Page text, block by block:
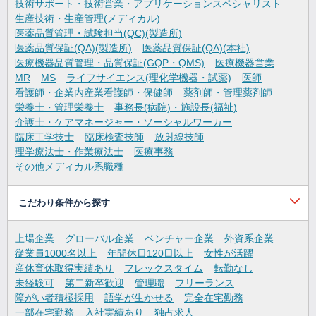
技術サポート・技術営業・アプリケーションスペシャリスト
生産技術・生産管理(メディカル)
医薬品質管理・試験担当(QC)(製造所)
医薬品質保証(QA)(製造所)
医薬品質保証(QA)(本社)
医療機器品質管理・品質保証(GQP・QMS)
医療機器営業
MR
MS ライフサイエンス(理化学機器・試薬)
医師
看護師・企業内産業看護師・保健師
薬剤師・管理薬剤師
栄養士・管理栄養士
事務長(病院)・施設長(福祉)
介護士・ケアマネージャー・ソーシャルワーカー
臨床工学技士
臨床検査技師
放射線技師
理学療法士・作業療法士
医療事務
その他メディカル系職種
こだわり条件から探す
上場企業 グローバル企業 ベンチャー企業
外資系企業
従業員1000名以上
年間休日120日以上
女性が活躍
産休育休取得実績あり
フレックスタイム
転勤なし
未経験可
第二新卒歓迎 管理職
フリーランス
障がい者積極採用
語学が生かせる
完全在宅勤務
一部在宅勤務
入社実績あり 独占求人